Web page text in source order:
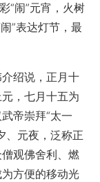
“闹”元宵，火树
”表达灯节，最
绍说，正月十
，七月十五为
帝崇拜“太一
、元夜，泛称正
观佛舍利、燃
方便的移动光